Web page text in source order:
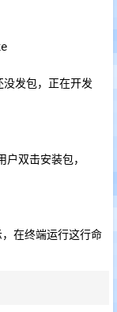
没发包，正在开发
双击安装包，
在终端运行这行命